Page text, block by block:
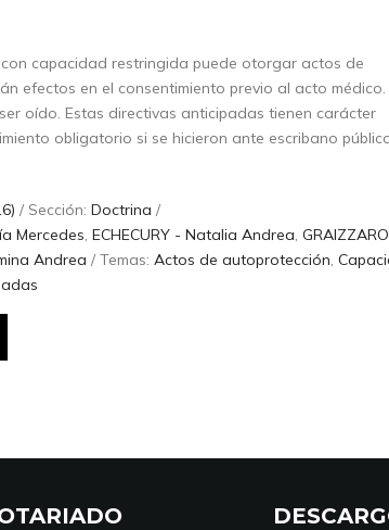
capacidad restringida puede otorgar actos de
efectos en el consentimiento previo al acto médico.
oído. Estas directivas anticipadas tienen carácter
obligatorio si se hicieron ante escribano
/ Sección: Doctrina /
Mercedes, ECHECURY - Natalia Andrea,
Andrea / Temas: Actos de autoprotección,